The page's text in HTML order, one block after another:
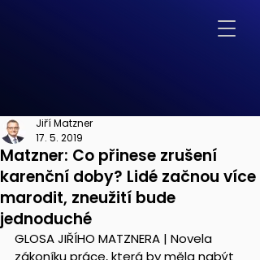
Matzner: Co přinese zrušení
karenční doby? Lidé začnou více
marodit, zneužití bude
jednoduché
Jiří Matzner
17. 5. 2019
GLOSA JIŘÍHO MATZNERA | Novela
zákoníku práce, která by měla nabýt